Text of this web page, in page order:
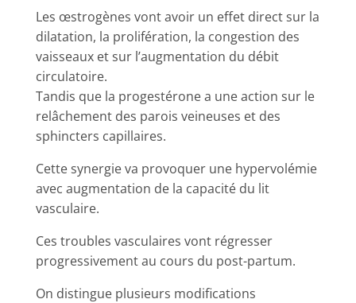
Les œstrogènes vont avoir un effet direct sur la
dilatation, la prolifération, la congestion des
vaisseaux et sur l’augmentation du débit
circulatoire.
Tandis que la progestérone a une action sur le
relâchement des parois veineuses et des
sphincters capillaires.
Cette synergie va provoquer une hypervolémie
avec augmentation de la capacité du lit
vasculaire.
Ces troubles vasculaires vont régresser
progressivement au cours du post-partum.
On distingue plusieurs modifications